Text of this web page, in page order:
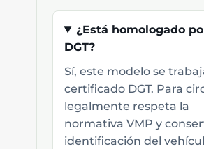
¿Está homologado
DGT?
Sí, este modelo se
certificado DGT. Para
legalmente respeta la
normativa VMP y
identificación del